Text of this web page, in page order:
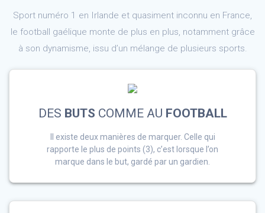
Sport numéro 1 en Irlande et quasiment inconnu en France,
le football gaélique monte de plus en plus, notamment grâce
à son dynamisme, issu d’un mélange de plusieurs sports.
DES BUTS COMME AU FOOTBALL
Il existe deux manières de marquer. Celle qui
rapporte le plus de points (3), c’est lorsque l’on
marque dans le but, gardé par un gardien.